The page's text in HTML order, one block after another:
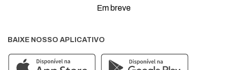
Em breve
BAIXE NOSSO APLICATIVO